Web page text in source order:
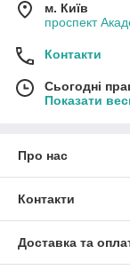
м. Київ
проспект
Контакти
Сьогодні
Показати
Про нас
Контакти
Доставка та